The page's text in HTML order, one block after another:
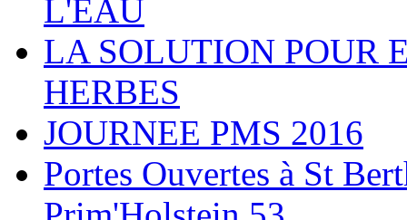
L'EAU
LA SOLUTION POUR
HERBES
JOURNEE PMS 2016
Portes Ouvertes à St